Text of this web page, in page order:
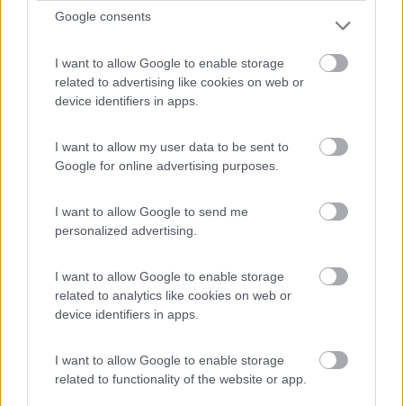
Google consents
I want to allow Google to enable storage
related to advertising like cookies on web or
device identifiers in apps.
I want to allow my user data to be sent to
Google for online advertising purposes.
I want to allow Google to send me
personalized advertising.
I want to allow Google to enable storage
related to analytics like cookies on web or
device identifiers in apps.
I want to allow Google to enable storage
related to functionality of the website or app.